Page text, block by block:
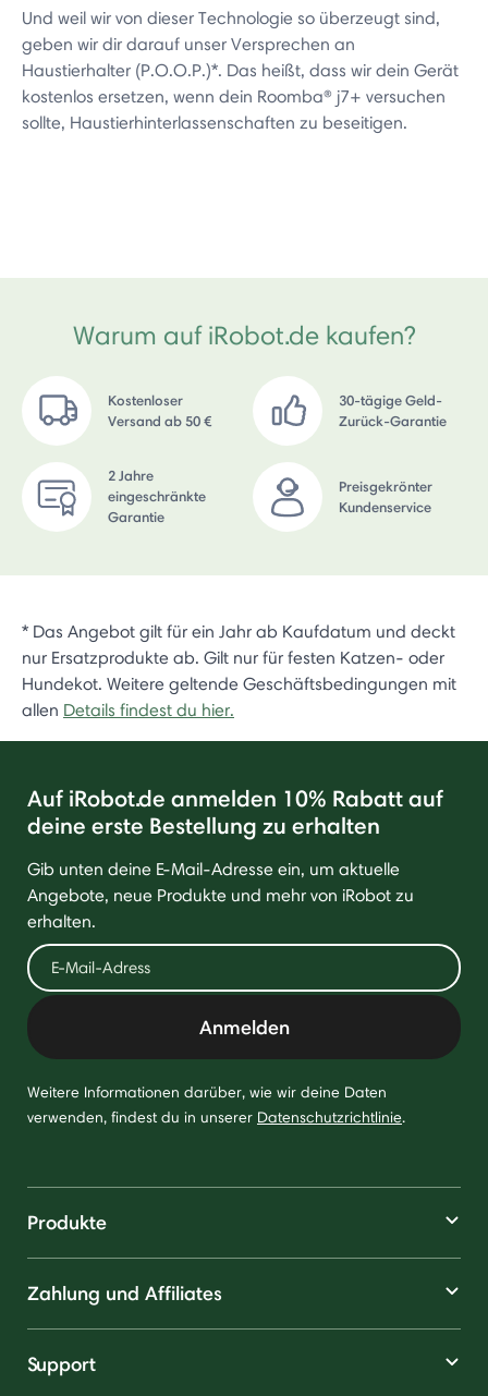
Und weil wir von dieser Technologie so überzeugt sind,
geben wir dir darauf unser Versprechen an
Haustierhalter (P.O.O.P.)*. Das heißt, dass wir dein Gerät
kostenlos ersetzen, wenn dein Roomba® j7+ versuchen
sollte, Haustierhinterlassenschaften zu beseitigen.
Warum auf iRobot.de kaufen?
Kostenloser
Versand ab 50 €
30-tägige Geld-
Zurück-Garantie
2 Jahre
eingeschränkte
Garantie
Preisgekrönter
Kundenservice
* Das Angebot gilt für ein Jahr ab Kaufdatum und deckt
nur Ersatzprodukte ab. Gilt nur für festen Katzen- oder
Hundekot. Weitere geltende Geschäftsbedingungen mit
allen Details findest du hier.
Auf iRobot.de anmelden 10% Rabatt auf
deine erste Bestellung zu erhalten
Gib unten deine E-Mail-Adresse ein, um aktuelle
Angebote, neue Produkte und mehr von iRobot zu
erhalten.
Anmelden
Weitere Informationen darüber, wie wir deine Daten
verwenden, findest du in unserer Datenschutzrichtlinie.
Produkte
Zahlung und Affiliates
Support